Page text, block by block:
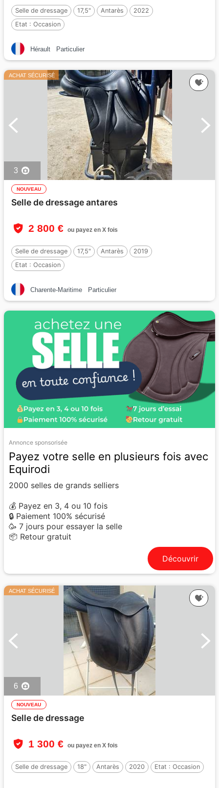
Selle de dressage 17,5" Antarès
2022
Etat : Occasion
Hérault Particulier
ACHAT SÉCURISÉ
3
NOUVEAU
Selle de dressage antares
2 800 € ou payez en X fois
Selle de dressage 17,5" Antarès
2019
Etat : Occasion
Charente-Maritime Particulier
Annonce sponsorisée
Payez votre selle en plusieurs fois avec
Equirodi
2000 selles de grands selliers
💰 Payez en 3, 4 ou 10 fois
🔒 Paiement 100% sécurisé
🥳 7 jours pour essayer la selle
📦 Retour gratuit
Découvrir
ACHAT SÉCURISÉ
6
NOUVEAU
Selle de dressage
1 300 € ou payez en X fois
Selle de dressage 18" Antarès 2020 Etat : Occasion